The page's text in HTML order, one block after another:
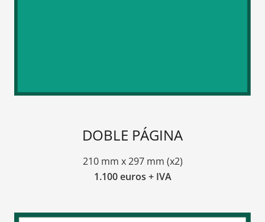
DOBLE PÁGINA
210 mm x 297 mm (x2)
1.100 euros + IVA